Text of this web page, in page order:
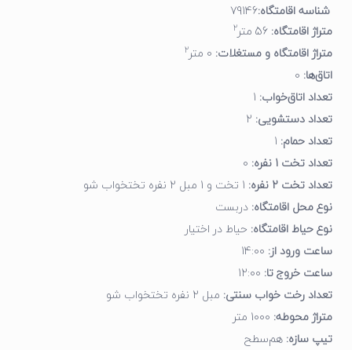
شناسه اقامتگاه:79146
متراژ اقامتگاه:
2
متراژ اقامتگاه و مستغلات: 2
اتاق‌ها:
تعداد اتاق‌خواب:
تعداد دستشویی:
تعداد حمام:
تعداد تخت 1 نفره:
تعداد تخت 2 نفره:
نوع محل اقامتگاه: دربست
نوع حیاط اقامتگاه: حیاط در اختیار
ساعت ورود از:
ساعت خروج تا:
تعداد رخت خواب سنتی: مبل 2 نفره تختخواب شو
متراژ محوطه:
تیپ سازه: هم‌سطح